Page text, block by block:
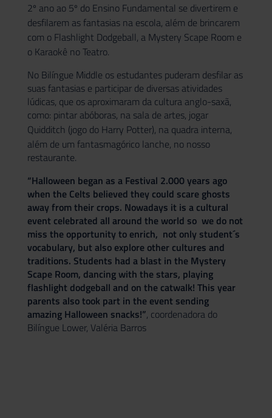
2º ano ao 5º do Ensino Fundamental se divertirem e
desfilarem as fantasias na escola, além de brincarem
com o Flashlight Dodgeball, a Mystery Scape Room e
o Karaokê no Teatro.
No Bilíngue Middle os estudantes puderam desfilar as
suas fantasias e participar de diversas atividades
lúdicas, que os aproximaram da cultura anglo-saxã,
como: pintar abóboras, na sala de artes, jogar
Quidditch (jogo do Harry Potter), na quadra interna,
além de um fantasmagórico lanche, no nosso
restaurante.
“Halloween began as a Festival 2.000 years ago
when the Celts believed they could scare ghosts
away from their crops. Nowadays it is a cultural
event celebrated all around the world so we do not
miss the opportunity to enrich, not only student´s
vocabulary, but also explore other cultures and
traditions. Students had a blast in the Mystery
Scape Room, dancing with the stars, playing
flashlight dodgeball and on the catwalk! This year
parents also took part in the event sending
amazing Halloween snacks!”, coordenadora do
Bilíngue Lower, Valéria Barros